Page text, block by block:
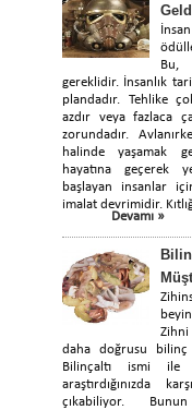
Bu,
gereklidir. İnsanlık
plandadır. Tehlike
azdır veya fazlaca
zorundadır.
halinde yaşamak
hayatına geçerek
başlayan insanlar
imalat devrimidir.
Devamı »
daha doğrusu
Bilinçaltı ismi ile
araştırdığınızda
çıkabiliyor.